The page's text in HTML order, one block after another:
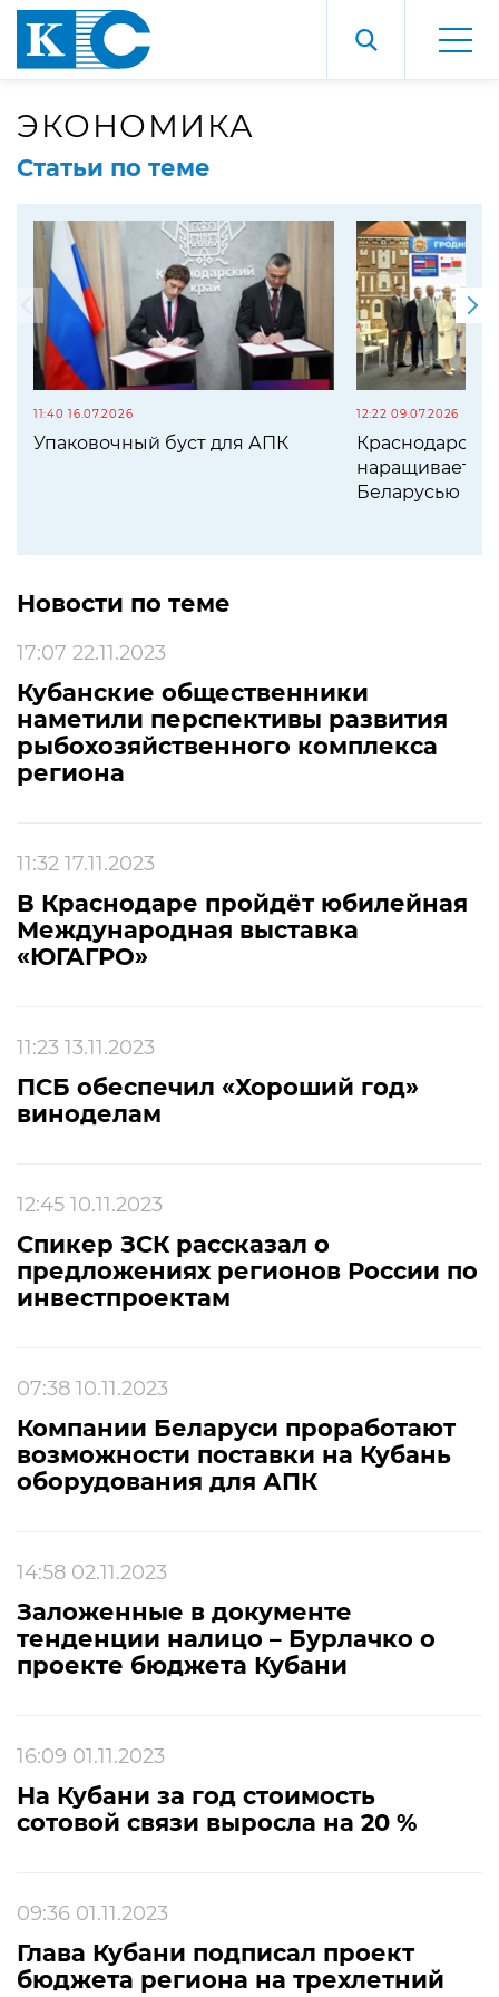
ЭКОНОМИКА
Статьи по теме
11:40 16.07.2026
Упаковочный буст для АПК
12:22 09.07.2026
наращивает
Беларусью
Новости по теме
17:07 22.11.2023
Кубанские общественники
наметили перспективы развития
рыбохозяйственного комплекса
региона
11:32 17.11.2023
В Краснодаре пройдёт юбилейная
Международная выставка
«ЮГАГРО»
11:23 13.11.2023
ПСБ обеспечил «Хороший год»
виноделам
12:45 10.11.2023
Спикер ЗСК рассказал о
предложениях регионов России по
инвестпроектам
07:38 10.11.2023
Компании Беларуси проработают
возможности поставки на Кубань
оборудования для АПК
14:58 02.11.2023
Заложенные в документе
тенденции налицо – Бурлачко о
проекте бюджета Кубани
16:09 01.11.2023
На Кубани за год стоимость
сотовой связи выросла на 20 %
09:36 01.11.2023
Глава Кубани подписал проект
бюджета региона на трехлетний